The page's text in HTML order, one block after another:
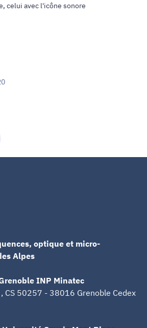
celui avec l'icône sonore
optique et micro-
Alpes
INP Minatec
CS 50257 - 38016 Grenoble Cedex